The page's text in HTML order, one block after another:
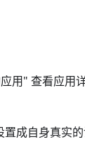
用" 查看应用
置成自身真实